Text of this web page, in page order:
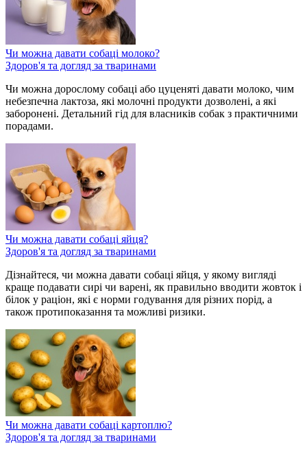
Чи можна давати собаці молоко?
Здоров'я та догляд за тваринами
Чи можна дорослому собаці або цуценяті давати молоко, чим
небезпечна лактоза, які молочні продукти дозволені, а які
заборонені. Детальний гід для власників собак з практичними
порадами.
Чи можна давати собаці яйця?
Здоров'я та догляд за тваринами
Дізнайтеся, чи можна давати собаці яйця, у якому вигляді
краще подавати сирі чи варені, як правильно вводити жовток і
білок у раціон, які є норми годування для різних порід, а
також протипоказання та можливі ризики.
Чи можна давати собаці картоплю?
Здоров'я та догляд за тваринами